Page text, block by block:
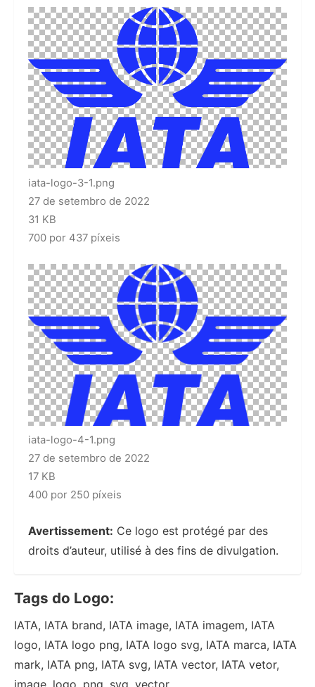
iata-logo-3-1.png
27 de setembro de 2022
31 KB
700 por 437 píxeis
iata-logo-4-1.png
27 de setembro de 2022
17 KB
400 por 250 píxeis
Avertissement: Ce logo est protégé par des
droits d’auteur, utilisé à des fins de divulgation.
Tags do Logo:
IATA, IATA brand, IATA image, IATA imagem, IATA
logo, IATA logo png, IATA logo svg, IATA marca, IATA
mark, IATA png, IATA svg, IATA vector, IATA vetor,